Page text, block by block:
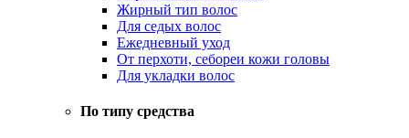
Жирный тип волос
Для седых волос
Ежедневный уход
От перхоти, себореи кожи головы
Для укладки волос
По типу средства